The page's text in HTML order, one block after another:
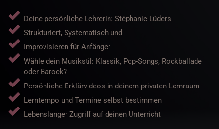
Deine persönliche Lehrerin: Stéphanie Lüders
Strukturiert, Systematisch und
Improvisieren für Anfänger
Wähle dein Musikstil: Klassik, Pop-Songs, Rockballade
oder Barock?
Persönliche Erklärvideos in deinem privaten Lernraum
Lerntempo und Termine selbst bestimmen
Lebenslanger Zugriff auf deinen Unterricht